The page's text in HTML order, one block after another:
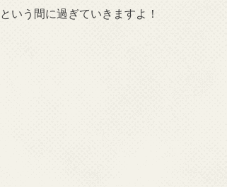
いう間に過ぎていきますよ！